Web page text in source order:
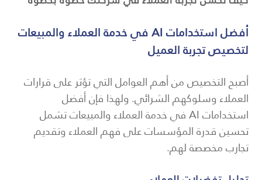
أفضل استخدامات AI في خدمة العملاء والمبيعات
لتخصيص تجربة العميل
أصبح التخصيص من أهم العوامل التي تؤثر على قرارات
العملاء وسلوكهم الشرائي. ولهذا فإن أفضل
استخدامات AI في خدمة العملاء والمبيعات تشمل
تحسين قدرة المؤسسات على فهم العملاء وتقديم
تجارب مخصصة لهم.